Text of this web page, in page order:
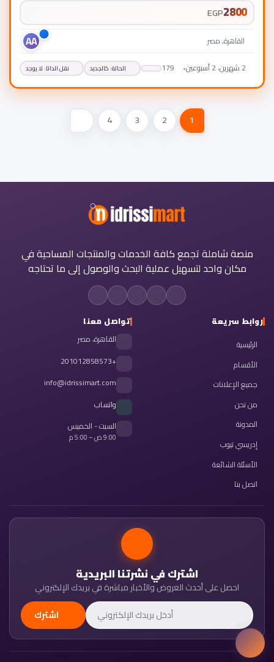
2800
EGP
القاهرة, مصر AA
2 شهرين، 2 أسبوعين •
179 الحالة: كالجديد نقل الداتا: لا يوجد
1
2
3
4
منصة شاملة تجمع كافة الخدمات والمنتجات المساحية في
مكان واحد لتسهيل عملية البحث والوصول إلى ما تحتاجه
روابط سريعة
الرئيسية
الأقسام
جميع الإعلانات
من نحن
المدونة
إدريسي تيوب
الأسئلة الشائعة
اتصل بنا
تواصل معنا
القاهرة، مصر
+201012858573
info@idrissimart.com
واتساب
السبت - الخميس
9:00 ص – 5:00 م
اشترك في نشرتنا البريدية
احصل على أحدث العروض والأخبار مباشرة في بريدك الإلكتروني
اشترك